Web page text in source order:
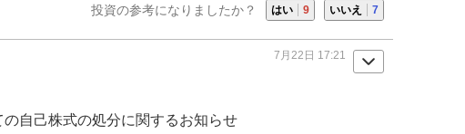
投資の参考になりましたか？ はい 9 いいえ 7
7月22日 17:21
自己株式の処分に関するお知らせ